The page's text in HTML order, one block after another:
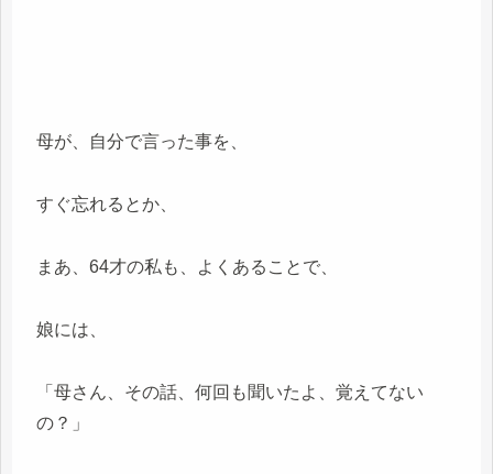
母が、自分で言った事を、
すぐ忘れるとか、
まあ、64才の私も、よくあることで、
娘には、
「母さん、その話、何回も聞いたよ、覚えてない
の？」